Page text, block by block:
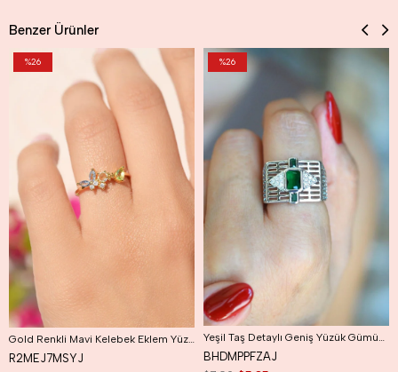
Benzer Ürünler
Gold Renkli Mavi Kelebek Eklem Yüzüğü Mavi Kelebek Yüzük
R2MEJ7MSYJ
%26
Yeşil Taş Detaylı Geniş Yüzük Gümüş Renk Ayarlanabilir Retro Yüzük
BHDMPPFZAJ
%26